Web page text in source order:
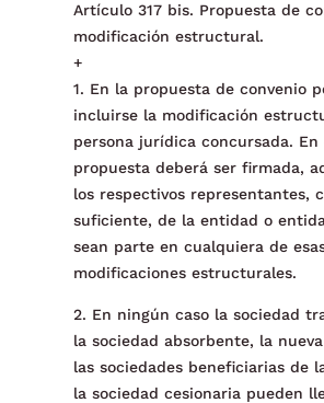
Artículo 317 bis. Propuesta de
modificación estructural.
+
1. En la propuesta de convenio
incluirse la modificación
persona jurídica concursada. En
propuesta deberá ser firmada,
los respectivos representantes,
suficiente, de la entidad o
sean parte en cualquiera de
modificaciones estructurales.
2. En ningún caso la sociedad
la sociedad absorbente, la
las sociedades beneficiarias de
la sociedad cesionaria pueden